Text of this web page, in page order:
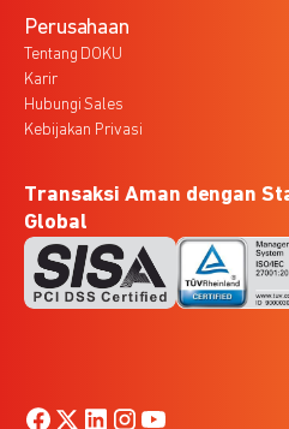
Perusahaan
Tentang DOKU
Karir
Hubungi Sales
Kebijakan Privasi
Transaksi Aman dengan
Global